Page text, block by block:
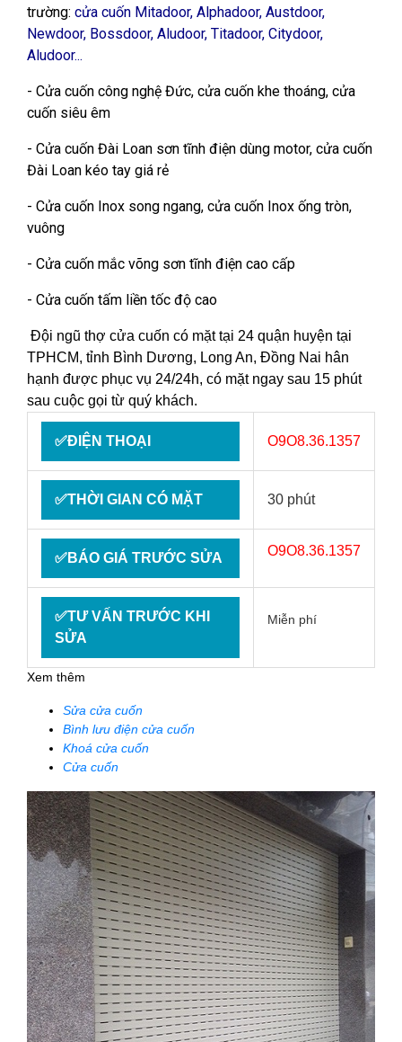
trường: cửa cuốn Mitadoor, Alphadoor, Austdoor,
Newdoor, Bossdoor, Aludoor, Titadoor, Citydoor,
Aludoor...
- Cửa cuốn công nghệ Đức, cửa cuốn khe thoáng, cửa
cuốn siêu êm
- Cửa cuốn Đài Loan sơn tĩnh điện dùng motor, cửa cuốn
Đài Loan kéo tay giá rẻ
- Cửa cuốn Inox song ngang, cửa cuốn Inox ống tròn,
vuông
- Cửa cuốn mắc võng sơn tĩnh điện cao cấp
- Cửa cuốn tấm liền tốc độ cao
Đội ngũ thợ cửa cuốn có mặt tại 24 quận huyện tại
TPHCM, tỉnh Bình Dương, Long An, Đồng Nai hân
hạnh được phục vụ 24/24h, có mặt ngay sau 15 phút
sau cuộc gọi từ quý khách.
✅ĐIỆN THOẠI O9O8.36.1357
✅THỜI GIAN CÓ MẶT 30 phút
✅BÁO GIÁ TRƯỚC SỬA O9O8.36.1357
✅TƯ VẤN TRƯỚC KHI
SỬA
Miễn phí
Xem thêm
Sửa cửa cuốn
Bình lưu điện cửa cuốn
Khoá cửa cuốn
Cửa cuốn